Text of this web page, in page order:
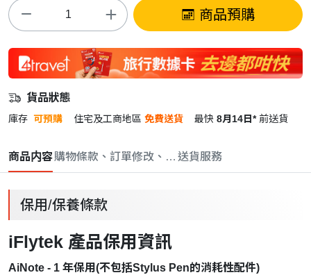
商品預購
貨品狀態
庫存 可預購 住宅及工商地區 免費送貨 最快 8月14日* 前送貨
商品内容購物條款、訂單修改、取消與退款政策
送貨服務
保用/保養條款
iFlytek 產品保用資訊
AiNote - 1 年保用(不包括Stylus Pen的消耗性配件)